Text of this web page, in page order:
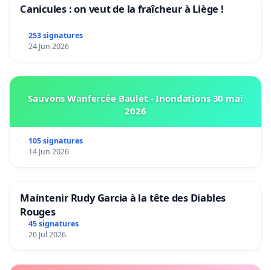
Canicules : on veut de la fraîcheur à Liège !
253 signatures
24 Jun 2026
Sauvons Wanfercée Baulet - Inondations 30 mai
2026
105 signatures
14 Jun 2026
Maintenir Rudy Garcia à la tête des Diables
Rouges
45 signatures
20 Jul 2026